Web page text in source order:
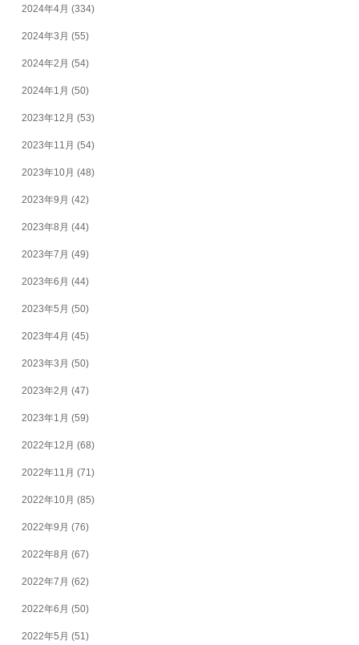
2024年4月 (334)
2024年3月 (55)
2024年2月 (54)
2024年1月 (50)
2023年12月 (53)
2023年11月 (54)
2023年10月 (48)
2023年9月 (42)
2023年8月 (44)
2023年7月 (49)
2023年6月 (44)
2023年5月 (50)
2023年4月 (45)
2023年3月 (50)
2023年2月 (47)
2023年1月 (59)
2022年12月 (68)
2022年11月 (71)
2022年10月 (85)
2022年9月 (76)
2022年8月 (67)
2022年7月 (62)
2022年6月 (50)
2022年5月 (51)